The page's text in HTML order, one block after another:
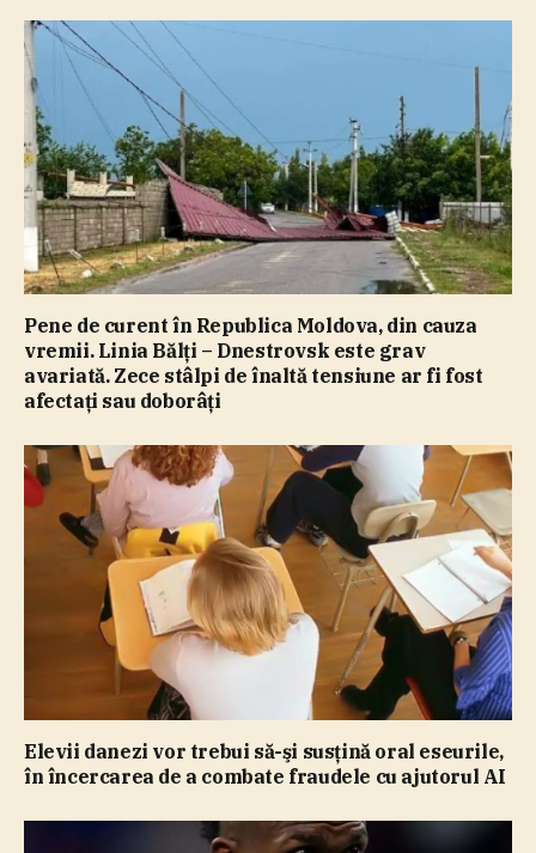
Pene de curent în Republica Moldova, din cauza
vremii. Linia Bălţi – Dnestrovsk este grav
avariată. Zece stâlpi de înaltă tensiune ar fi fost
afectaţi sau doborâţi
Elevii danezi vor trebui să-şi susţină oral eseurile,
în încercarea de a combate fraudele cu ajutorul AI